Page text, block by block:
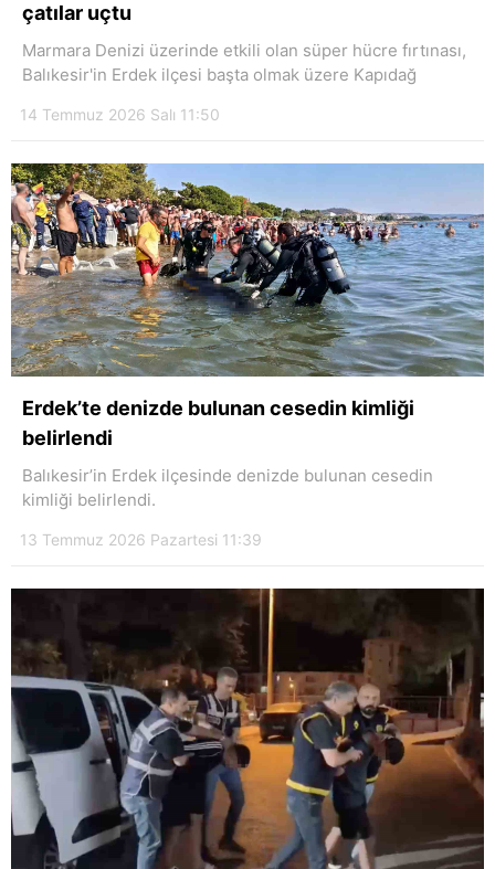
çatılar uçtu
Marmara Denizi üzerinde etkili olan süper hücre fırtınası,
Balıkesir'in Erdek ilçesi başta olmak üzere Kapıdağ
14 Temmuz 2026 Salı 11:50
Erdek’te denizde bulunan cesedin kimliği
belirlendi
Balıkesir’in Erdek ilçesinde denizde bulunan cesedin
kimliği belirlendi.
13 Temmuz 2026 Pazartesi 11:39